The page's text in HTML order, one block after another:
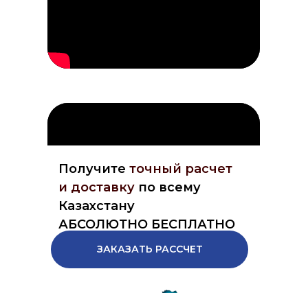
Получите точный расчет
и доставку по всему
Казахстану
АБСОЛЮТНО БЕСПЛАТНО
ЗАКАЗАТЬ РАССЧЕТ